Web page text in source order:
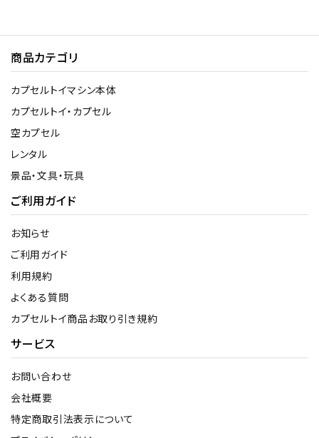
商品カテゴリ
カプセルトイマシン本体
カプセルトイ・カプセル
空カプセル
レンタル
景品・文具・玩具
ご利用ガイド
お知らせ
ご利用ガイド
利用規約
よくある質問
カプセルトイ商品お取り引き規約
サービス
お問い合わせ
会社概要
特定商取引法表示について